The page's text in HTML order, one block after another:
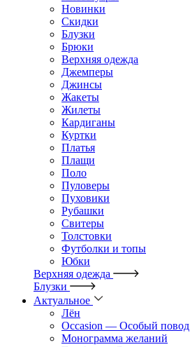
Новинки
Скидки
Блузки
Брюки
Верхняя одежда
Джемперы
Джинсы
Жакеты
Жилеты
Кардиганы
Куртки
Платья
Плащи
Поло
Пуловеры
Пуховики
Рубашки
Свитеры
Толстовки
Футболки и топы
Юбки
Верхняя одежда
Блузки
Актуальное
Лён
Occasion — Особый повод
Монограмма желаний